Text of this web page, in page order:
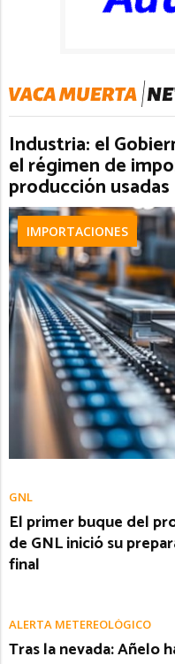
Industria: el
el régimen de
producción usadas
IMPORTACIONES
GNL
El primer buque del
de GNL inició su
final
ALERTA METEREOLÓGICO
Tras la nevada: Añelo